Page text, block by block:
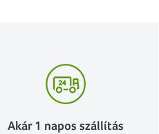
Akár 1 napos szállítás